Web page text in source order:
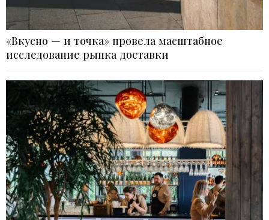
«Вкусно — и точка» провела масштабное
исследование рынка доставки